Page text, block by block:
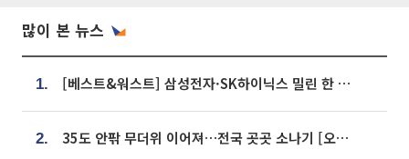
많이 본 뉴스
1. [베스트&워스트] 삼성전자·SK하이닉스 밀린 한 주…상상인증권은 85% 급등
2. 35도 안팎 무더위 이어져…전국 곳곳 소나기 [오늘 날씨]